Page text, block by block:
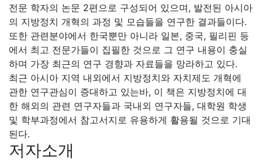
전문 학자의 논문 2편으로 구성되어 있으며, 발전된 아시아
의 지방정치 개혁의 과정 및 모습들을 연구한 결과들이다.
또한 관련분야에서 한국뿐만 아니라 일본, 중국, 필리핀 등
에서 최고 전문가들이 집필한 것으로 그 연구 내용이 충실
하며 가장 최근의 연구 경향과 자료들을 망라하고 있다.
최근 아시아 지역 내외에서 지방정치와 자치제도 개혁에
관한 연구관심이 증대하고 있는바, 이 책은 지방정치에 대
한 해외의 관련 연구자들과 국내외 연구자들, 대학원 학생
및 학부과정에서 참고서지로 유용하게 활용될 것으로 기대
된다.
저자소개